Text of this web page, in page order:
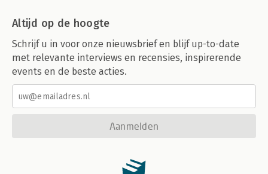
Altijd op de hoogte
Schrijf u in voor onze nieuwsbrief en blijf up-to-date
met relevante interviews en recensies, inspirerende
events en de beste acties.
Aanmelden